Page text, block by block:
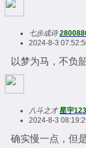
七步成诗
2024-8-3
以梦为马，不负
八斗之才 星宇123
2024-8-3
确实慢一点，但